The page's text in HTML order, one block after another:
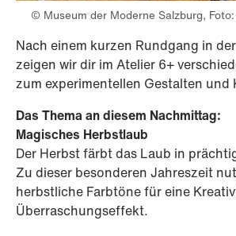
© Museum der Moderne Salzburg,
Nach einem kurzen Rundgang in
zeigen wir dir im Atelier 6+
zum experimentellen Gestalten und
Das Thema an diesem Nachmittag:
Magisches Herbstlaub
Der Herbst färbt das Laub in
Zu dieser besonderen Jahreszeit
herbstliche Farbtöne für eine
Überraschungseffekt.